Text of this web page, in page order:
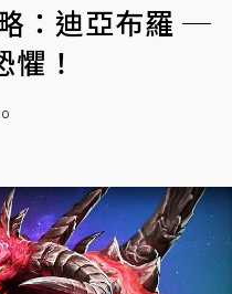
：迪亞布羅 ─
！